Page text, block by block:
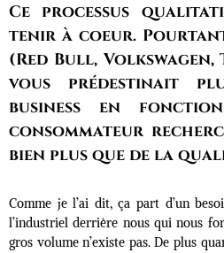
Ce processus
tenir à coeur.
(Red Bull, Volkswagen,
vous prédestinait
business en
consommateur
bien plus que de la
Comme je l’ai dit, ça part d’un
l’industriel derrière nous qui nous
gros volume n’existe pas. De plus